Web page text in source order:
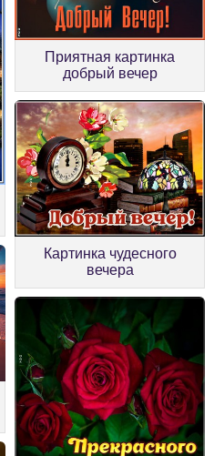
Приятная картинка
добрый вечер
Картинка чудесного
вечера